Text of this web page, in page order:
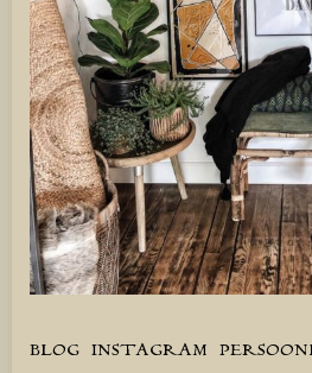
BLOG INSTAGRAM